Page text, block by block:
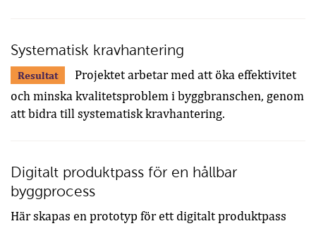
Systematisk kravhantering
Resultat
Projektet arbetar med att öka effektivitet
och minska kvalitetsproblem i byggbranschen, genom
att bidra till systematisk kravhantering.
Digitalt produktpass för en hållbar
byggprocess
Här skapas en prototyp för ett digitalt produktpass